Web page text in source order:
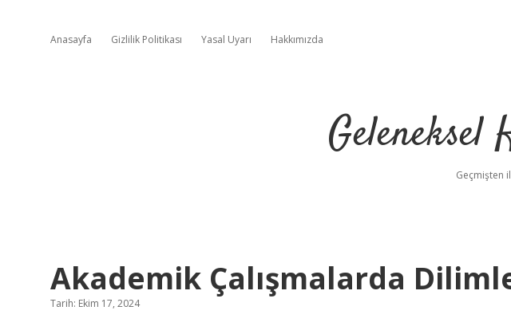
Anasayfa Gizlilik Politikası Yasal Uyarı Hakkımızda
Geçmişten
Akademik Çalışmalarda
Tarih: Ekim 17, 2024